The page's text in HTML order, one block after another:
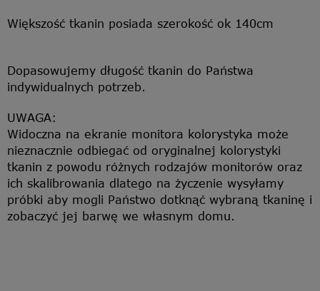
Większość tkanin posiada szerokość ok 140cm
Dopasowujemy długość tkanin do Państwa
indywidualnych potrzeb.
UWAGA:
Widoczna na ekranie monitora kolorystyka może
nieznacznie odbiegać od oryginalnej kolorystyki
tkanin z powodu różnych rodzajów monitorów oraz
ich skalibrowania dlatego na życzenie wysyłamy
próbki aby mogli Państwo dotknąć wybraną tkaninę i
zobaczyć jej barwę we własnym domu.